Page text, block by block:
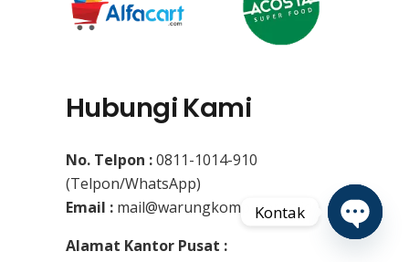
Hubungi Kami
No. Telpon :0811-1014-910
(Telpon/WhatsApp)
Email : mail@warungkomputer.co.id
Alamat Kantor Pusat :
Kontak